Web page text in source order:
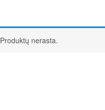
Produktų nerasta.